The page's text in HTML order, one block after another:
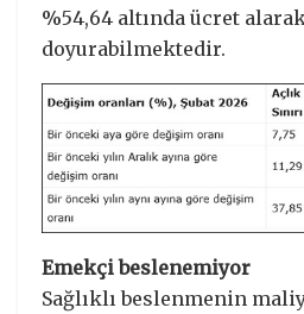
%54,64 altında ücret
doyurabilmektedir.
Emekçi beslenemiyor
Sağlıklı beslenmenin